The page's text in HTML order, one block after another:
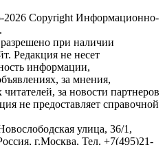
Copyright Информационно-
при наличии
Редакция не несет
информации,
за мнения,
за новости партнеров
не предоставляет справочной
улица, 36/1 ,
г.Москва, Тел. +7(495)21-